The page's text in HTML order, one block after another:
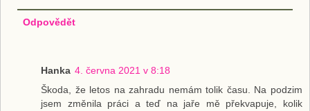
Odpovědět
Hanka 4. června 2021 v 8:18
Škoda, že letos na zahradu nemám tolik času. Na podzim
jsem změnila práci a teď na jaře mě překvapuje, kolik